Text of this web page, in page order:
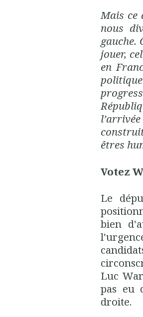
Mais ce
nous
gauche.
jouer,
en
êtres
Votez
Le
bien
Luc
pas eu
droite.